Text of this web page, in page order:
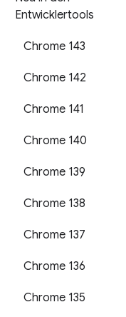
Entwicklertools
Chrome 143
Chrome 142
Chrome 141
Chrome 140
Chrome 139
Chrome 138
Chrome 137
Chrome 136
Chrome 135